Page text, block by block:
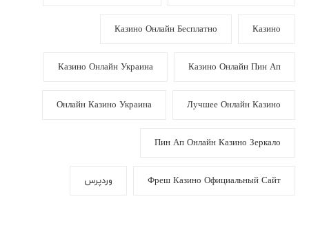
Казино
Казино Онлайн Бесплатно
Казино Онлайн Пин Ап
Казино Онлайн Украина
Лучшее Онлайн Казино
Онлайн Казино Украина
Пин Ап Онлайн Казино Зеркало
Фреш Казино Официальный Сайт وردپرس